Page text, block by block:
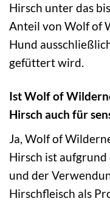
Hirsch unter das
Anteil von Wolf of
Hund
gefüttert wird.
Ist Wolf of
Hirsch auch für
Ja, Wolf of
Hirsch ist
und der
Hirschfleisch als